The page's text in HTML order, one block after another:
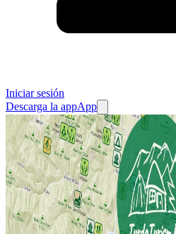
Iniciar sesión
Descarga la appApp